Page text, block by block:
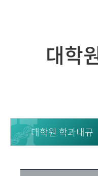
대학
대학원 학과내규